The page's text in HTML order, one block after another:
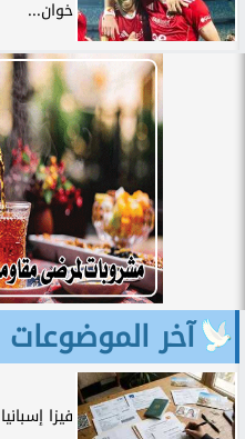
خوان...
آخر الموضوعات
فيزا